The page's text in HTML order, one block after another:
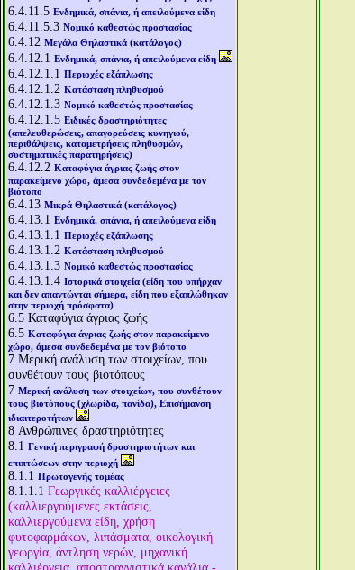
6.4.11.5 Ενδημικά, σπάνια, ή απειλούμενα είδη
6.4.11.5.3 Νομικό καθεστώς προστασίας
6.4.12 Μεγάλα Θηλαστικά (κατάλογος)
6.4.12.1 Ενδημικά, σπάνια, ή απειλούμενα είδη
6.4.12.1.1 Περιοχές εξάπλωσης
6.4.12.1.2 Κατάσταση πληθυσμού
6.4.12.1.3 Νομικό καθεστώς προστασίας
6.4.12.1.5 Ειδικές δραστηριότητες
(απελευθερώσεις, απαγορεύσεις κυνηγιού,
περιθάλψεις, καταμετρήσεις πληθυσμών,
συστηματικές παρατηρήσεις)
6.4.12.2 Καταφύγια άγριας ζωής στον
παρακείμενο χώρο, άμεσα συνδεδεμένα με τον
βιότοπο
6.4.13 Μικρά Θηλαστικά (κατάλογος)
6.4.13.1 Ενδημικά, σπάνια, ή απειλούμενα είδη
6.4.13.1.1 Περιοχές εξάπλωσης
6.4.13.1.2 Κατάσταση πληθυσμού
6.4.13.1.3 Νομικό καθεστώς προστασίας
6.4.13.1.4 Ιστορικά στοιχεία (είδη που υπήρχαν
και δεν απαντώνται σήμερα, είδη που εξαπλώθηκαν
στην περιοχή πρόσφατα)
6.5 Καταφύγια άγριας ζωής
6.5 Καταφύγια άγριας ζωής στον παρακείμενο
χώρο, άμεσα συνδεδεμένα με τον βιότοπο
7 Μερική ανάλυση των στοιχείων, που
συνθέτουν τους βιοτόπους
7 Μερική ανάλυση των στοιχείων, που συνθέτουν
τους βιοτόπους (χλωρίδα, πανίδα), Επισήμανση
ιδιαιτεροτήτων
8 Ανθρώπινες δραστηριότητες
8.1 Γενική περιγραφή δραστηριοτήτων και
επιπτώσεων στην περιοχή
8.1.1 Πρωτογενής τομέας
8.1.1.1 Γεωργικές καλλιέργειες
(καλλιεργούμενες εκτάσεις,
καλλιεργούμενα είδη, χρήση
φυτοφαρμάκων, λιπάσματα, οικολογική
γεωργία, άντληση νερών, μηχανική